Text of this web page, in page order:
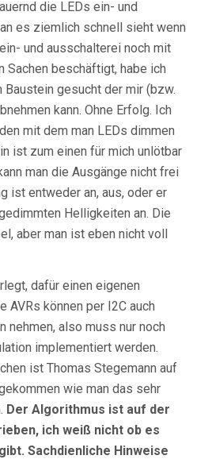
die LEDs ein- und
es ziemlich schnell sieht wenn
und ausschalterei noch mit
Sachen beschäftigt, habe ich
Baustein gesucht der mir (bzw.
kann. Ohne Erfolg. Ich
mit dem man LEDs dimmen
ist zum einen für mich unlötbar
man die Ausgänge nicht frei
ist entweder an, aus, oder er
Helligkeiten an. Die
aber man ist eben nicht voll
dafür einen eigenen
AVRs können per I2C auch
nehmen, also muss nur noch
implementiert werden.
ist Thomas Stegemann auf
wie man das sehr
Der Algorithmus ist auf der
ich weiß nicht ob es
Sachdienliche Hinweise